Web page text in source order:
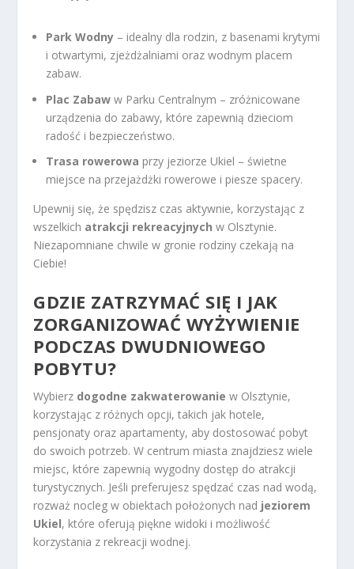
Park Wodny – idealny dla rodzin, z basenami krytymi
i otwartymi, zjeżdżalniami oraz wodnym placem
zabaw.
Plac Zabaw w Parku Centralnym – zróżnicowane
urządzenia do zabawy, które zapewnią dzieciom
radość i bezpieczeństwo.
Trasa rowerowa przy jeziorze Ukiel – świetne
miejsce na przejażdżki rowerowe i piesze spacery.
Upewnij się, że spędzisz czas aktywnie, korzystając z
wszelkich atrakcji rekreacyjnych w Olsztynie.
Niezapomniane chwile w gronie rodziny czekają na
Ciebie!
GDZIE ZATRZYMAĆ SIĘ I JAK
ZORGANIZOWAĆ WYŻYWIENIE
PODCZAS DWUDNIOWEGO
POBYTU?
Wybierz dogodne zakwaterowanie w Olsztynie,
korzystając z różnych opcji, takich jak hotele,
pensjonaty oraz apartamenty, aby dostosować pobyt
do swoich potrzeb. W centrum miasta znajdziesz wiele
miejsc, które zapewnią wygodny dostęp do atrakcji
turystycznych. Jeśli preferujesz spędzać czas nad wodą,
rozważ nocleg w obiektach położonych nad jeziorem
Ukiel, które oferują piękne widoki i możliwość
korzystania z rekreacji wodnej.